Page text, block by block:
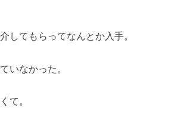
してもらってなんとか入手。
いなかった。
て。